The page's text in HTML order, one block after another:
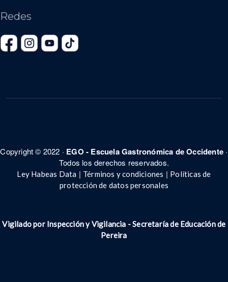
Redes
Copyright © 2022 · EGO - Escuela Gastronómica de Occidente ·
Todos los derechos reservados.
Ley Habeas Data | Términos y condiciones | Políticas de
protección de datos personales
Vigilado por Inspección y Vigilancia - Secretaría de Educación de
Pereira